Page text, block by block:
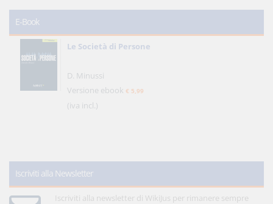
E-Book
Le Società di Persone
D. Minussi
Versione ebook € 5,99
(iva incl.)
Iscriviti alla Newsletter
Iscriviti alla newsletter di WikiJus per rimanere sempre